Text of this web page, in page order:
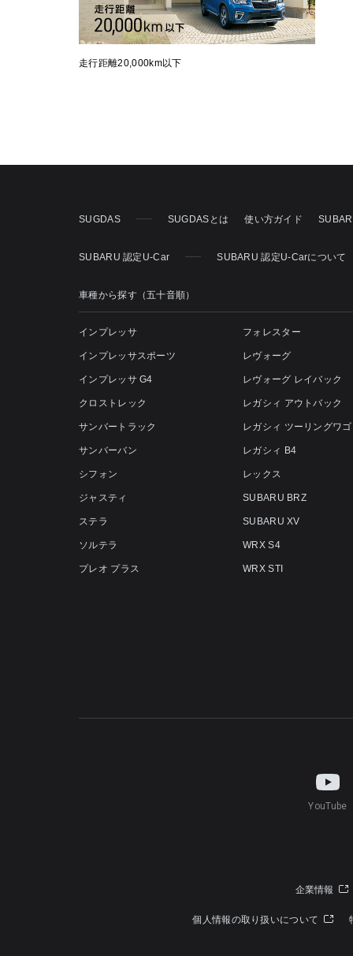
走行距離20,000km以下
SUGDAS SUGDASとは 使い方ガイド
SUBARU 認定U-Car SUBARU 認定U-Carについて
車種から探す（五十音順）
インプレッサ
インプレッサスポーツ
インプレッサ G4
クロストレック
サンバートラック
サンバーバン
シフォン
ジャスティ
ステラ
ソルテラ
プレオ プラス
フォレスター
レヴォーグ
レヴォーグ レイバック
レガシィ アウトバック
レガシィ ツーリングワ
レガシィ B4
レックス
SUBARU BRZ
SUBARU XV
WRX S4
WRX STI
YouTube
企業情報
個人情報の取り扱いについて